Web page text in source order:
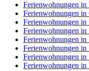
Ferienwohnungen in
Ferienwohnungen in
Ferienwohnungen in
Ferienwohnungen in
Ferienwohnungen
Ferienwohnungen
Ferienwohnungen in
Ferienwohnungen